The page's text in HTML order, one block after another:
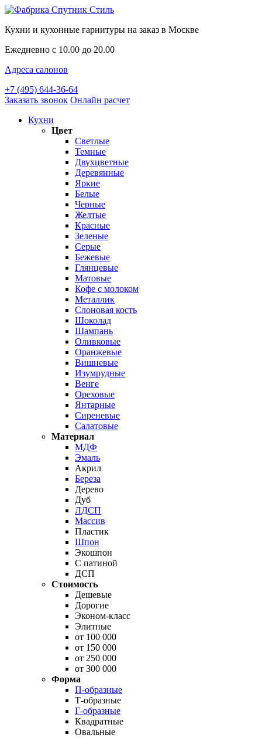
Кухни и кухонные гарнитуры на заказ в Москве
Ежедневно с 10.00 до 20.00
Адреса салонов
+7 (495) 644-36-64
Заказать звонок Онлайн расчет
Кухни
Цвет
Светлые
Темные
Двухцветные
Деревянные
Яркие
Белые
Черные
Желтые
Красные
Зеленые
Серые
Бежевые
Глянцевые
Матовые
Кофе с молоком
Металлик
Слоновая кость
Шоколад
Шампань
Оливковые
Оранжевые
Вишневые
Изумрудные
Венге
Ореховые
Янтарные
Сиреневые
Салатовые
Материал
МДФ
Эмаль
Акрил
Береза
Дерево
Дуб
ЛДСП
Массив
Пластик
Шпон
Экошпон
С патиной
ДСП
Стоимость
Дешевые
Дорогие
Эконом-класс
Элитные
от 100 000
от 150 000
от 250 000
от 300 000
Форма
П-образные
Т-образные
Г-образные
Квадратные
Овальные